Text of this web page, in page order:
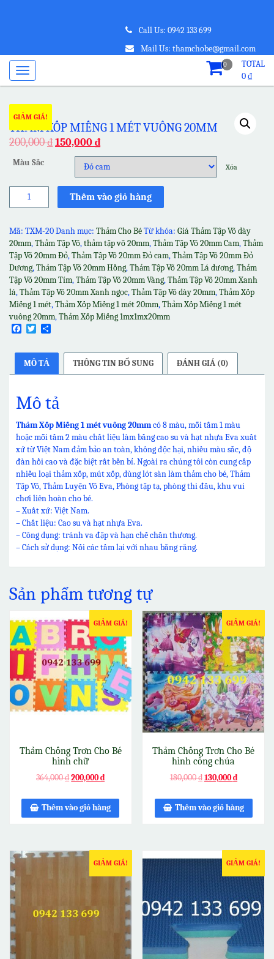
Call Us: 0942 133 699
Mail Us: thamchobe@gmail.com
0
TOTAL
0₫
GIẢM GIÁ!
THẢM XỐP MIẾNG 1 MÉT VUÔNG 20MM
200,000₫ 150,000 ₫
Màu Sắc Xóa
Thảm
1
mét
vuông
20mm
số
lượng
Thêm vào giỏ hàng
Mã: TXM-20Danh mục: Thảm Cho BéTừ khóa: Giá Thảm Tập Võ dày
20mm,Thảm Tập Võ,thảm tập võ 20mm,Thảm Tập Võ 20mm Cam,Thảm
Tập Võ 20mm Đỏ,Thảm Tập Võ 20mm Đỏ cam,Thảm Tập Võ 20mm Đỏ
Dương,Thảm Tập Võ 20mm Hồng,Thảm Tập Võ 20mm Lá dương,Thảm
Tập Võ 20mm Tím,Thảm Tập Võ 20mm Vàng,Thảm Tập Võ 20mm Xanh
lá,Thảm Tập Võ 20mm Xanh ngọc,Thảm Tập Võ dày 20mm,Thảm Xốp
Miếng 1 mét,Thảm Xốp Miếng 1 mét 20mm,Thảm Xốp Miếng 1 mét
vuông 20mm,Thảm Xốp Miếng 1mx1mx20mm
Facebook
Twitter
MÔ TẢ THÔNG TIN BỔ SUNG ĐÁNH GIÁ (0)
Mô tả
Thảm Xốp Miếng 1 mét vuông 20mmcó 8 màu, mỗi tấm 1 màu
hoặc mỗi tấm 2 màu chất liệu làm bằng cao su và hạt nhựa Eva xuất
xứ từ Việt Nam đảm bảo an toàn, không độc hại, nhiều màu sắc, độ
đàn hồi cao và đặc biệt rất bền bỉ. Ngoài ra chúng tôi còn cung cấp
nhiều loại thảm xốp, mút xốp, dùng lót sàn làm thảm cho bé, Thảm
Tập Võ, Thảm Luyện Võ Eva, Phòng tập tạ, phòng thi đấu, khu vui
chơi liên hoàn cho bé.
– Xuất xứ: Việt Nam.
– Chất liệu: Cao su và hạt nhựa Eva.
– Công dụng: tránh va đập và hạn chế chấn thương.
– Cách sử dụng: Nối các tấm lại với nhau bằng răng.
Sản phẩm tương tự
GIẢM GIÁ!
Thảm Chống Trơn Cho Bé
hình chữ
364,000₫200,000₫
Thêm vào giỏ hàng
GIẢM GIÁ!
Thảm Chống Trơn Cho Bé
hình công chúa
180,000₫130,000₫
Thêm vào giỏ hàng
GIẢM GIÁ! GIẢM GIÁ!